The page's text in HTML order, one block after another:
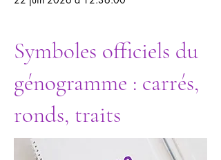
Symboles officiels du
génogramme : carrés,
ronds, traits